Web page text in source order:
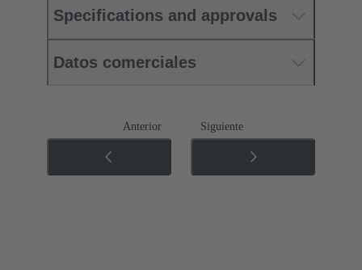
Specifications and approvals
Datos comerciales
Anterior Siguiente